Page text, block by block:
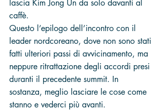
lascia Kim Jong Un da solo davanti al
caffè.
Questo l’epilogo dell’incontro con il
leader nordcoreano, dove non sono stati
fatti ulteriori passi di avvicinamento, ma
neppure ritrattazione degli accordi presi
duranti il precedente summit. In
sostanza, meglio lasciare le cose come
stanno e vederci più avanti.